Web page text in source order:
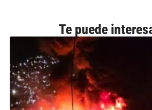
Te puede